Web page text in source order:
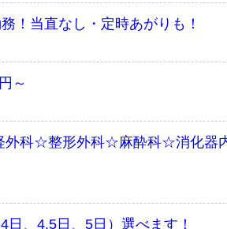
！当直なし・定時あがりも！
～
外科☆整形外科☆麻酔科☆消化
、4.5日、5日）選べます！